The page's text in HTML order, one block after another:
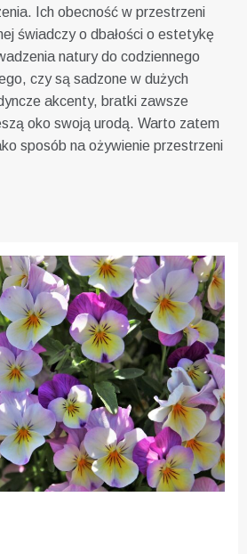
Ich obecność w przestrzeni
świadczy o dbałości o estetykę
natury do codziennego
czy są sadzone w dużych
akcenty, bratki zawsze
oko swoją urodą. Warto zatem
sposób na ożywienie przestrzeni